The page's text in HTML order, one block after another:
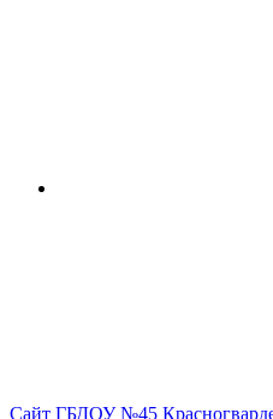
Сайт ГБДОУ №45